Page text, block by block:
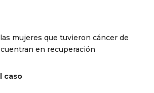
mujeres que tuvieron cáncer de
en recuperación
caso